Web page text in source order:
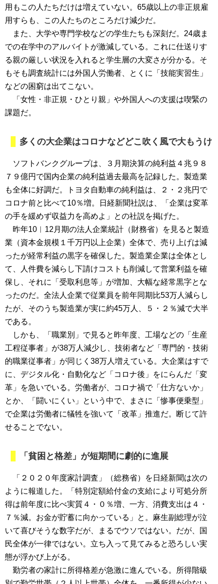
用もこの人たちだけは増えていない。65歳以上の非正規雇
用すらも、この人たちのところだけ減少だ。
また、大学や専門学校などの学生たちも深刻だ。24歳ま
での在学中のアルバイトが激減している。これに仕送りす
る親の厳しい状況を入れると学生層の大変さが分かる。そ
もそも調査統計には外国人労働者、とくに「技能実習生」
などの困窮は出てこない。
「女性・非正規・ひとり親」や外国人への支援は喫緊の
課題だ。
多くの大企業はコロナなどどこ吹く風で大もうけ
ソフトバンクグループは、３月期決算の純利益４兆９８
７９億円で国内企業の純利益過去最高を記録した。製造業
も全体に好調だ。トヨタ自動車の純利益は、２・２兆円で
コロナ前と比べて10％増。日経新聞社説は、「企業は変革
の手を緩めず収益力を高めよ」との社説を掲げた。
昨年10︱12月期の法人企業統計（財務省）を見ると製造
業（資本金規模１千万円以上企業）全体で、売り上げは減
ったが経常利益の黒字を確保した。製造業企業は全体とし
て、人件費を減らし下請けコストも削減して営業利益を確
保し、それに「受取利息等」が増加、大幅な経常黒字とな
ったのだ。全法人企業で従業員を前年同期比53万人減らし
たが、そのうち製造業が実に約45万人、５・２％減で大半
である。
しかも、「職業別」で見ると昨年度、工場などの「生産
工程従事者」が38万人減少し、技術者など「専門的・技術
的職業従事者」が同じく38万人増えている。大企業はすで
に、デジタル化・自動化など「コロナ後」をにらんだ「変
革」を急いでいる。労働者が、コロナ禍で「仕方ないか」
とか、「闘いにくい」という中で、まさに「惨事便乗型」
で企業は労働者に犠牲を強いて「改革」推進だ。断じて許
せることでない。
「貧困と格差」が短期間に劇的に進展
「２０２０年度家計調査」（総務省）を日経新聞は次の
ように報道した。「特別定額給付金の支給により可処分所
得は前年度に比べ実質４・０％増、一方、消費支出は４・
７％減。お金が貯蓄に向かっている」と。麻生副総理が泣
いて喜びそうな数字だが、まるでウソではない。だが、国
民全体が一律ではない。立ち入って見てみると恐ろしい実
態が浮かび上がる。
勤労者の家計に所得格差が急激に進んでいる。所得階級